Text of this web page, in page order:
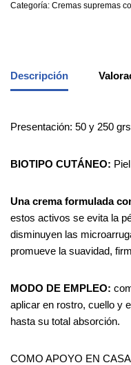
Categoría: Cremas supremas
Descripción
Presentación: 50 y 250
BIOTIPO CUTÁNEO:
Una crema formulada
estos activos se evita la
disminuyen las
promueve la suavidad,
MODO DE EMPLEO:
aplicar en rostro, cuello y
hasta su total absorción.
COMO APOYO EN